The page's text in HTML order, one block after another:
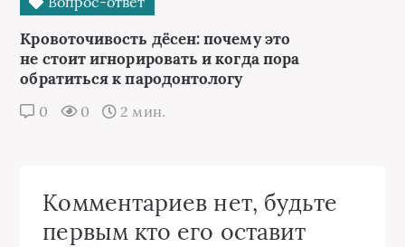
Кровоточивость дёсен: почему это
не стоит игнорировать и когда пора
обратиться к пародонтологу
0 0 2 мин.
Комментариев нет, будьте
первым кто его оставит